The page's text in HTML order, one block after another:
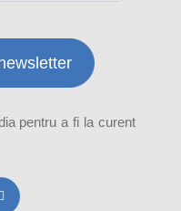
pentru a fi la curent